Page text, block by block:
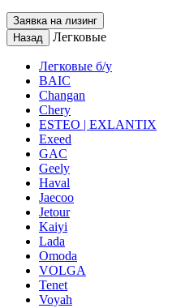
Заявка на лизинг
Назад
Легковые
Легковые б/у
BAIC
Changan
Chery
ESTEO | EXLANTIX
Exeed
GAC
Geely
Haval
Jaecoo
Jetour
Kaiyi
Lada
Omoda
VOLGA
Tenet
Voyah